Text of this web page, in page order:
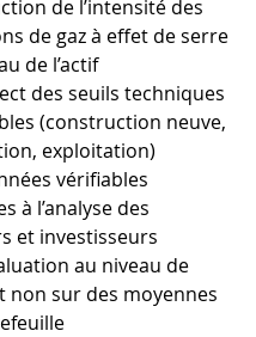
de l’intensité des
de gaz à effet de serre
de l’actif
des seuils techniques
(construction neuve,
exploitation)
vérifiables
à l’analyse des
et investisseurs
au niveau de
non sur des moyennes